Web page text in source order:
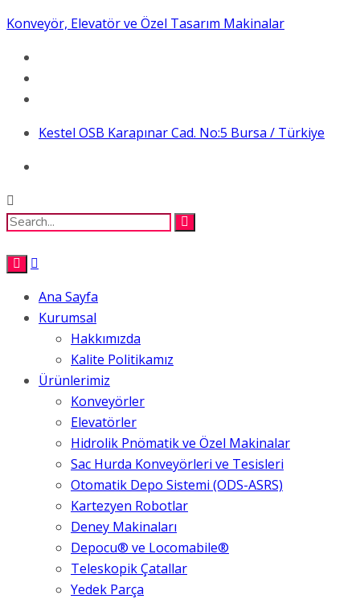
Konveyör, Elevatör ve Özel Tasarım Makinalar
Kestel OSB Karapınar Cad. No:5 Bursa / Türkiye
Ana Sayfa
Kurumsal
Hakkımızda
Kalite Politikamız
Ürünlerimiz
Konveyörler
Elevatörler
Hidrolik Pnömatik ve Özel Makinalar
Sac Hurda Konveyörleri ve Tesisleri
Otomatik Depo Sistemi (ODS-ASRS)
Kartezyen Robotlar
Deney Makinaları
Depocu® ve Locomabile®
Teleskopik Çatallar
Yedek Parça